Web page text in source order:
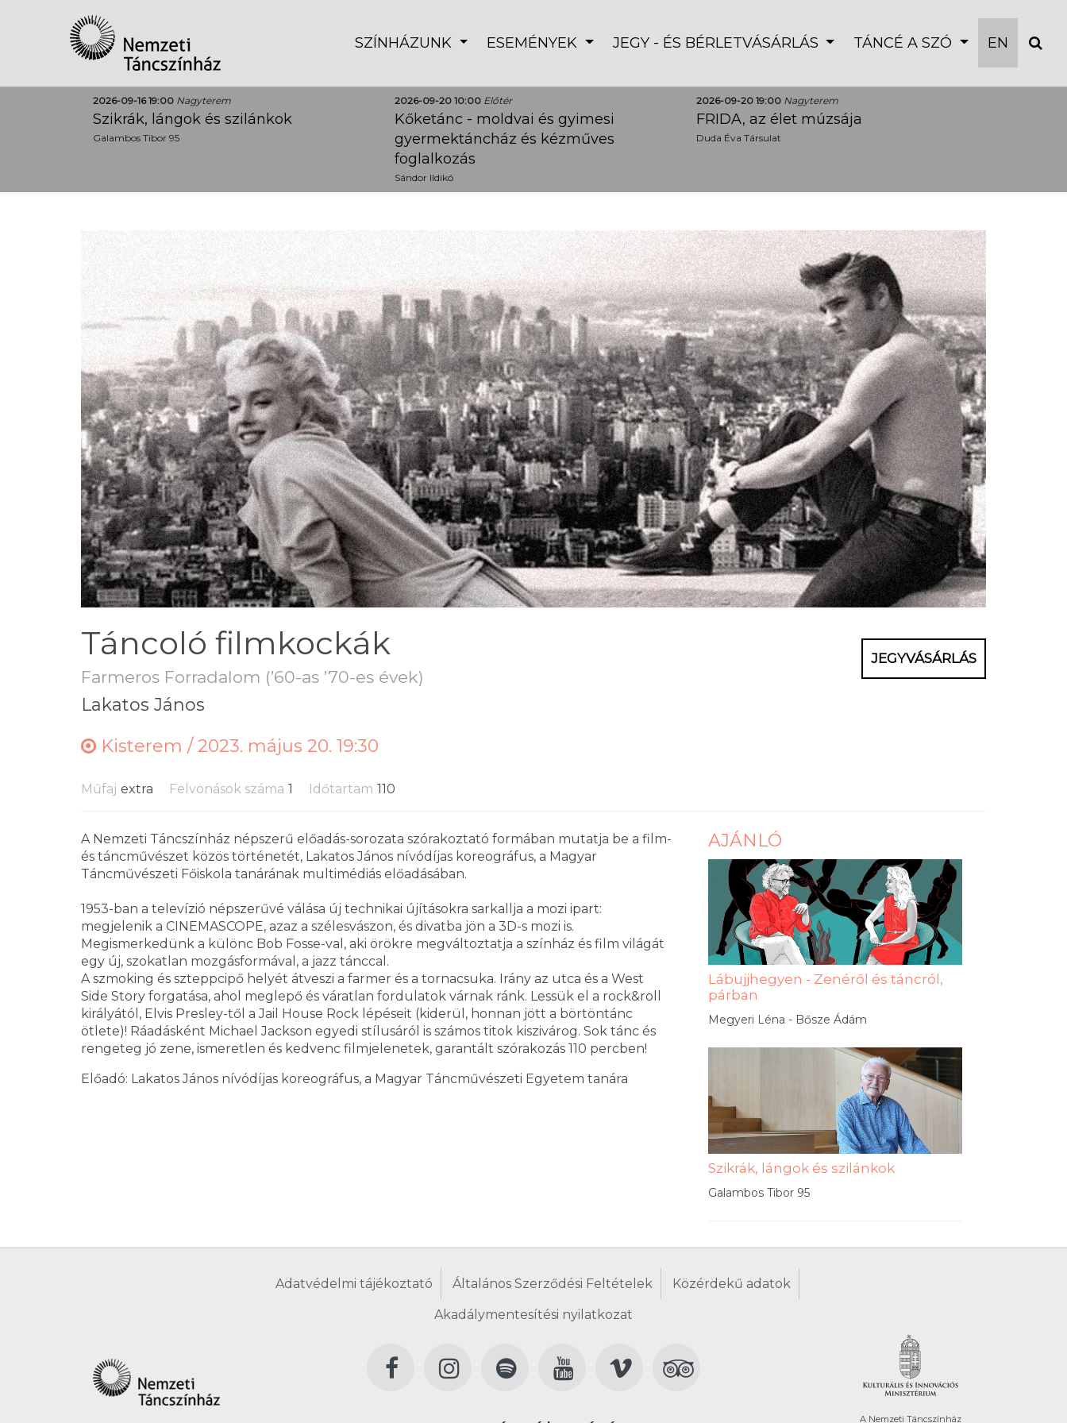
SZÍNHÁZUNK ESEMÉNYEK JEGY - ÉS BÉRLETVÁSÁRLÁS TÁNCÉ A SZÓ EN
2026-09-16 19:00 Nagyterem
Szikrák, lángok és szilánkok
Galambos Tibor 95
2026-09-20 10:00 Előtér
Kőketánc - moldvai és gyimesi
gyermektáncház és kézműves
foglalkozás
Sándor Ildikó
2026-09-20 19:00 Nagyterem
FRIDA, az élet múzsája
Duda Éva Társulat
Táncoló filmkockák
Farmeros Forradalom (’60-as ’70-es évek)
Lakatos János
JEGYVÁSÁRLÁS
Kisterem / 2023. május 20. 19:30
Műfaj extra Felvonások száma 1 Időtartam 110
A Nemzeti Táncszínház népszerű előadás-sorozata szórakoztató formában mutatja be a film-
és táncművészet közös történetét, Lakatos János nívódíjas koreográfus, a Magyar
Táncművészeti Főiskola tanárának multimédiás előadásában.
1953-ban a televízió népszerűvé válása új technikai újításokra sarkallja a mozi ipart:
megjelenik a CINEMASCOPE, azaz a szélesvászon, és divatba jön a 3D-s mozi is.
Megismerkedünk a különc Bob Fosse-val, aki örökre megváltoztatja a színház és film világát
egy új, szokatlan mozgásformával, a jazz tánccal.
A szmoking és szteppcipő helyét átveszi a farmer és a tornacsuka. Irány az utca és a West
Side Story forgatása, ahol meglepő és váratlan fordulatok várnak ránk. Lessük el a rock&roll
királyától, Elvis Presley-től a Jail House Rock lépéseit (kiderül, honnan jött a börtöntánc
ötlete)! Ráadásként Michael Jackson egyedi stílusáról is számos titok kiszivárog. Sok tánc és
rengeteg jó zene, ismeretlen és kedvenc filmjelenetek, garantált szórakozás 110 percben!
Előadó: Lakatos János nívódíjas koreográfus, a Magyar Táncművészeti Egyetem tanára
AJÁNLÓ
Lábujjhegyen - Zenéről és táncról,
párban
Megyeri Léna - Bősze Ádám
Szikrák, lángok és szilánkok
Galambos Tibor 95
Adatvédelmi tájékoztató Általános Szerződési Feltételek Közérdekű adatok
Akadálymentesítési nyilatkozat
A Nemzeti Táncszínház